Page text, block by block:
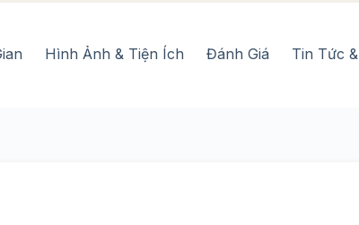
Hình Ảnh & Tiện Ích Đánh Giá Tin Tức